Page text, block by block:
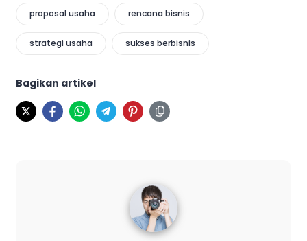
proposal usaha rencana bisnis
strategi usaha sukses berbisnis
Bagikan artikel